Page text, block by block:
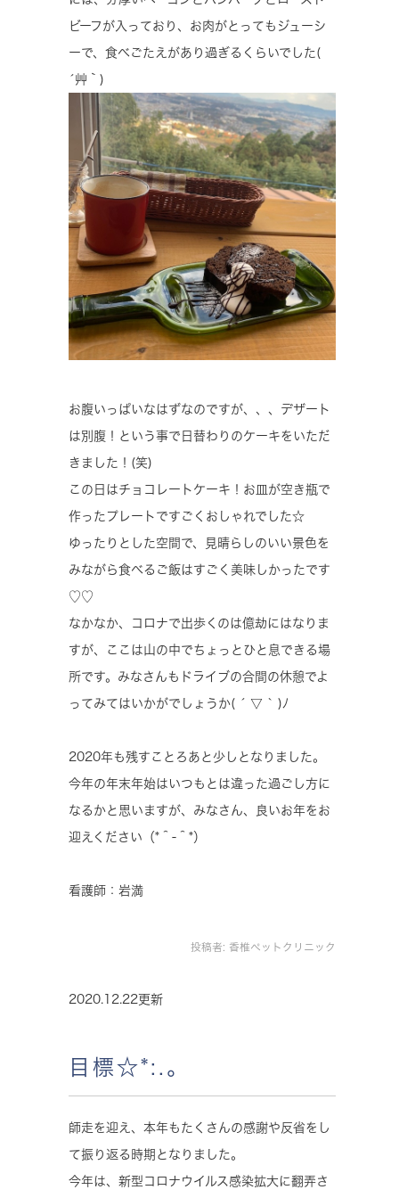
ビーフが入っており、お肉がとってもジューシ
ーで、食べごたえがあり過ぎるくらいでした(
´艸｀)
お腹いっぱいなはずなのですが、、、デザート
は別腹！という事で日替わりのケーキをいただ
きました！(笑)
この日はチョコレートケーキ！お皿が空き瓶で
作ったプレートですごくおしゃれでした☆
ゆったりとした空間で、見晴らしのいい景色を
みながら食べるご飯はすごく美味しかったです
♡♡
なかなか、コロナで出歩くのは億劫にはなりま
すが、ここは山の中でちょっとひと息できる場
所です。みなさんもドライブの合間の休憩でよ
ってみてはいかがでしょうか( ´ ▽ ` )ﾉ
2020年も残すことろあと少しとなりました。
今年の年末年始はいつもとは違った過ごし方に
なるかと思いますが、みなさん、良いお年をお
迎えください（*＾-＾*）
看護師：岩満
投稿者: 香椎ペットクリニック
2020.12.22更新
目標☆*:.｡
師走を迎え、本年もたくさんの感謝や反省をし
て振り返る時期となりました。
今年は、新型コロナウイルス感染拡大に翻弄さ